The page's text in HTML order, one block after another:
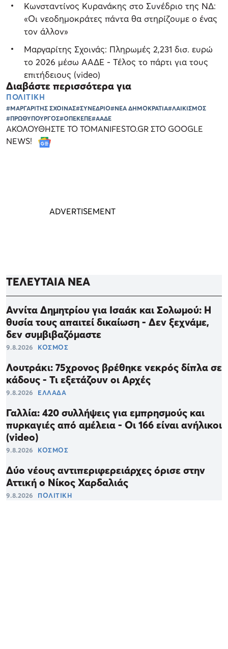
Κωνσταντίνος Κυρανάκης στο Συνέδριο της ΝΔ:
«Οι νεοδημοκράτες πάντα θα στηρίζουμε ο ένας
τον άλλον»
Μαργαρίτης Σχοινάς: Πληρωμές 2,231 δισ. ευρώ
το 2026 μέσω ΑΑΔΕ - Τέλος το πάρτι για τους
επιτήδειους (video)
Διαβάστε περισσότερα για
ΠΟΛΙΤΙΚΗ
#ΜΑΡΓΑΡΙΤΗΣ ΣΧΟΙΝΑΣ#ΣΥΝΕΔΡΙΟ#ΝΕΑ ΔΗΜΟΚΡΑΤΙΑ#ΛΑΙΚΙΣΜΟΣ
#ΠΡΩΘΥΠΟΥΡΓΟΣ#ΟΠΕΚΕΠΕ#ΑΑΔΕ
ΑΚΟΛΟΥΘΗΣΤΕ ΤΟ TOMANIFESTO.GR ΣΤΟ GOOGLE
NEWS!
ΤΕΛΕΥΤΑΙΑ ΝΕΑ
Αννίτα Δημητρίου για Ισαάκ και Σολωμού: Η
θυσία τους απαιτεί δικαίωση - Δεν ξεχνάμε,
δεν συμβιβαζόμαστε
9.8.2026 ΚΟΣΜΟΣ
Λουτράκι: 75χρονος βρέθηκε νεκρός δίπλα σε
κάδους - Τι εξετάζουν οι Αρχές
9.8.2026 ΕΛΛΑΔΑ
Γαλλία: 420 συλλήψεις για εμπρησμούς και
πυρκαγιές από αμέλεια - Οι 166 είναι ανήλικοι
(video)
9.8.2026 ΚΟΣΜΟΣ
Δύο νέους αντιπεριφερειάρχες όρισε στην
Αττική ο Νίκος Χαρδαλιάς
9.8.2026 ΠΟΛΙΤΙΚΗ